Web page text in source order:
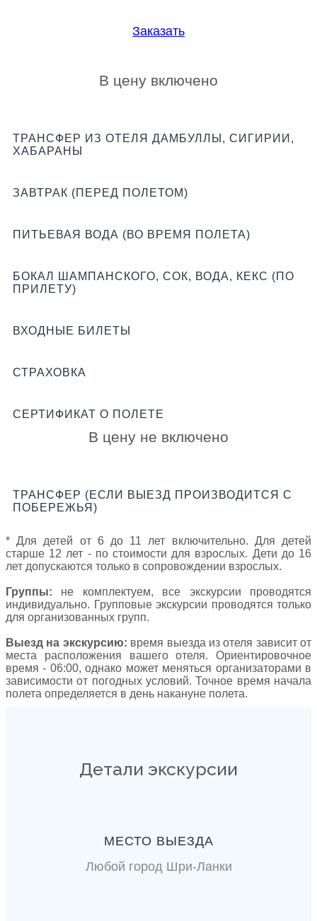
Заказать
В цену включено
ТРАНСФЕР ИЗ ОТЕЛЯ ДАМБУЛЛЫ, СИГИРИИ,
ХАБАРАНЫ
ЗАВТРАК (ПЕРЕД ПОЛЕТОМ)
ПИТЬЕВАЯ ВОДА (ВО ВРЕМЯ ПОЛЕТА)
БОКАЛ ШАМПАНСКОГО, СОК, ВОДА, КЕКС (ПО
ПРИЛЕТУ)
ВХОДНЫЕ БИЛЕТЫ
СТРАХОВКА
СЕРТИФИКАТ О ПОЛЕТЕ
В цену не включено
ТРАНСФЕР (ЕСЛИ ВЫЕЗД ПРОИЗВОДИТСЯ С
ПОБЕРЕЖЬЯ)
* Для детей от 6 до 11 лет включительно. Для детей
старше 12 лет - по стоимости для взрослых. Дети до 16
лет допускаются только в сопровождении взрослых.
Группы: не комплектуем, все экскурсии проводятся
индивидуально. Групповые экскурсии проводятся только
для организованных групп.
Выезд на экскурсию: время выезда из отеля зависит от
места расположения вашего отеля. Ориентировочное
время - 06:00, однако может меняться организаторами в
зависимости от погодных условий. Точное время начала
полета определяется в день накануне полета.
Детали экскурсии
МЕСТО ВЫЕЗДА
Любой город Шри-Ланки